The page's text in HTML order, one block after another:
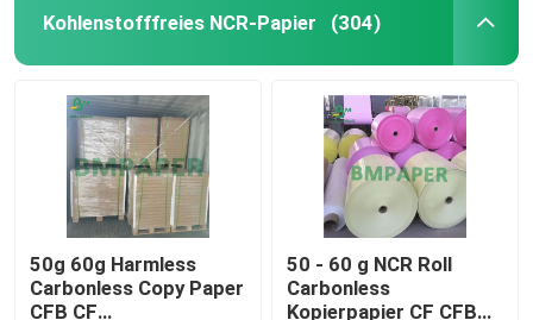
Startseite
Produkte
Über uns
Kohlenstofffreies NCR-Papier (304)
50g 60g Harmless
Carbonless Copy Paper
CFB CF
50 - 60 g NCR Roll
Carbonless
Kopierpapier CF CFB